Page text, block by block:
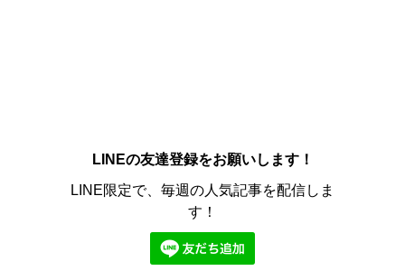
LINEの友達登録をお願いします！
LINE限定で、毎週の人気記事を配信しま
す！